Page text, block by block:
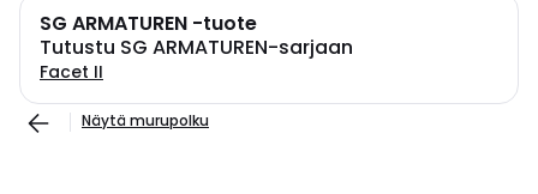
SG ARMATUREN -tuote
Tutustu SG ARMATUREN-sarjaan
Facet II
Näytä murupolku